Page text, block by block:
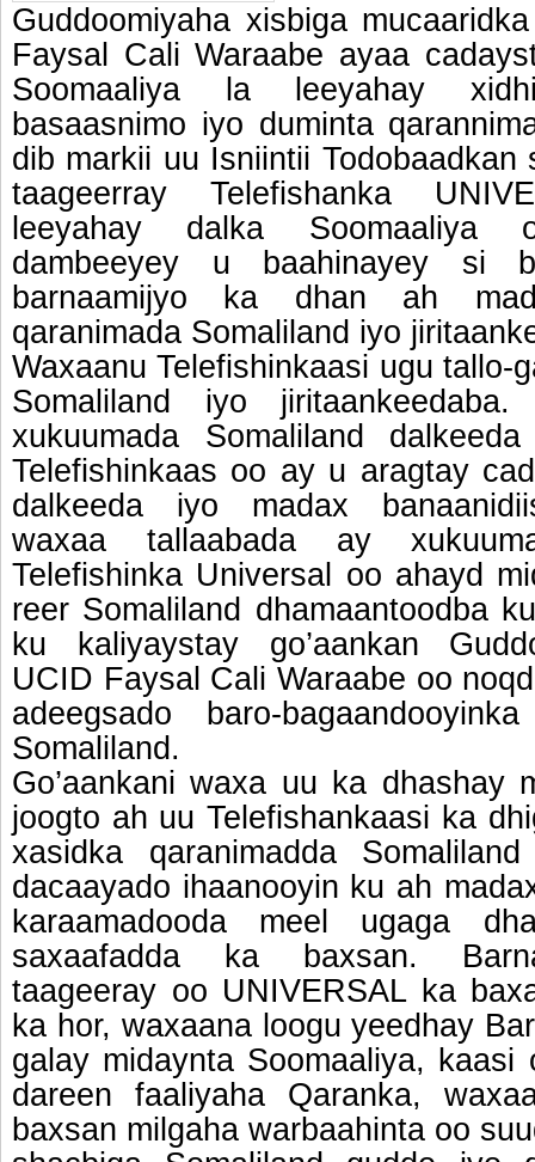
Guddoomiyaha xisbiga
Faysal Cali Waraabe ayaa
Soomaaliya la leeyahay
basaasnimo iyo duminta
dib markii uu Isniintii Todobaadkan
taageerray Telefishanka
leeyahay dalka Soomaaliya
dambeeyey u baahinayey si
barnaamijyo ka dhan ah
qaranimada Somaliland iyo
Waxaanu Telefishinkaasi ugu tallo-
Somaliland iyo
xukuumada Somaliland
Telefishinkaas oo ay u aragtay
dalkeeda iyo madax
waxaa tallaabada ay
Telefishinka Universal oo ahayd
reer Somaliland dhamaantoodba
ku kaliyaystay go’aankan
UCID Faysal Cali Waraabe oo
adeegsado baro-
Somaliland.
Go’aankani waxa uu ka dhashay
joogto ah uu Telefishankaasi ka
xasidka qaranimadda
dacaayado ihaanooyin ku ah
karaamadooda meel ugaga
saxaafadda ka baxsan.
taageeray oo UNIVERSAL ka
ka hor, waxaana loogu yeedhay
galay midaynta Soomaaliya, kaasi
dareen faaliyaha Qaranka,
baxsan milgaha warbaahinta oo